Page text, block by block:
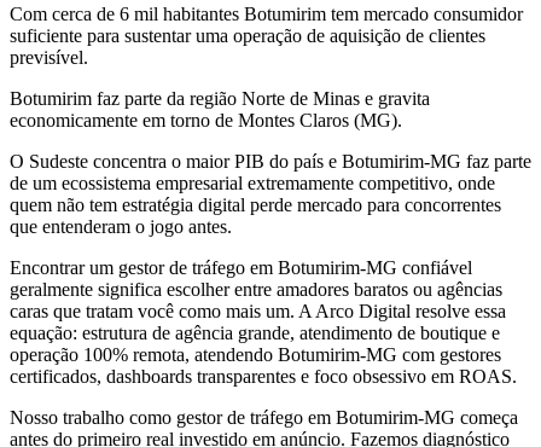
Com cerca de 6 mil habitantes Botumirim tem mercado consumidor
suficiente para sustentar uma operação de aquisição de clientes
previsível.
Botumirim faz parte da região Norte de Minas e gravita
economicamente em torno de Montes Claros (MG).
O Sudeste concentra o maior PIB do país e Botumirim-MG faz parte
de um ecossistema empresarial extremamente competitivo, onde
quem não tem estratégia digital perde mercado para concorrentes
que entenderam o jogo antes.
Encontrar um gestor de tráfego em Botumirim-MG confiável
geralmente significa escolher entre amadores baratos ou agências
caras que tratam você como mais um. A Arco Digital resolve essa
equação: estrutura de agência grande, atendimento de boutique e
operação 100% remota, atendendo Botumirim-MG com gestores
certificados, dashboards transparentes e foco obsessivo em ROAS.
Nosso trabalho como gestor de tráfego em Botumirim-MG começa
antes do primeiro real investido em anúncio. Fazemos diagnóstico